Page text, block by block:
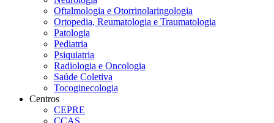
Oftalmologia e Otorrinolaringologia
Ortopedia, Reumatologia e Traumatologia
Patologia
Pediatria
Psiquiatria
Radiologia e Oncologia
Saúde Coletiva
Tocoginecologia
Centros
CEPRE
CCAS